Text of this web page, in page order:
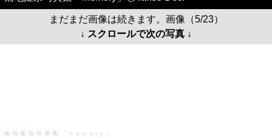
まだまだ画像は続きます。画像（5/23）
↓ スクロールで次の写真 ↓